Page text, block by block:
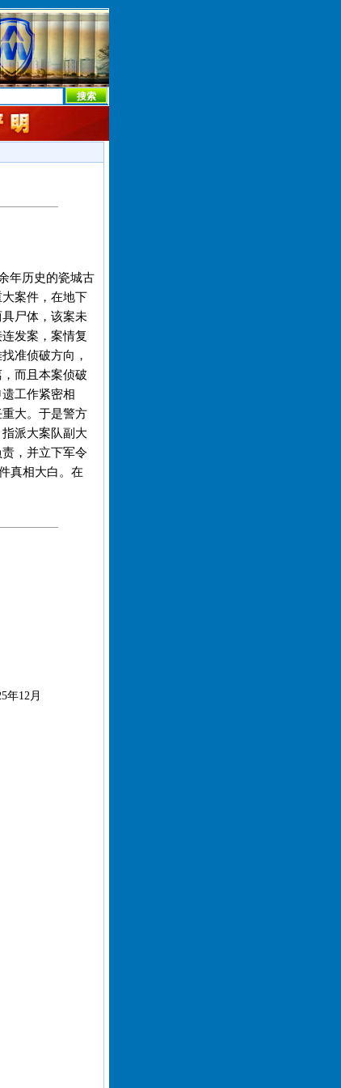
年历史的瓷城古
案件，在地下
尸体，该案未
发案，案情复
准侦破方向，
而且本案侦破
工作紧密相
大。于是警方
派大案队副大
，并立下军令
真相大白。在
年12月